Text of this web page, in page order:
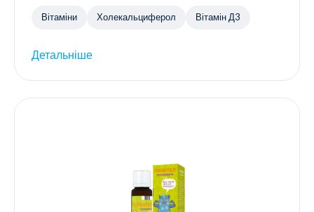
Вітаміни Холекальциферол Вітамін Д3
Детальніше